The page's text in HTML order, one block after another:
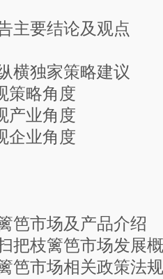
要结论及观点
独家策略建议
角度
角度
角度
市场及产品介绍
枝篱笆市场发展
市场相关政策法规